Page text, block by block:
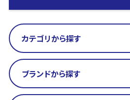
カテゴリから探す
ブランドから探す